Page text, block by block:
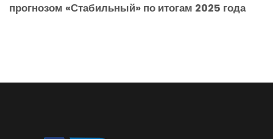
прогнозом «Стабильный» по итогам 2025 года